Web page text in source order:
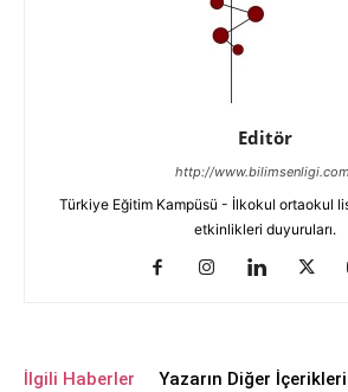
Editör
http://
Türkiye Eğitim Kampüsü - İlkokul ortaokul
etkinlikleri duyuruları.
İlgili Haberler Yazarın Diğer İçerikleri